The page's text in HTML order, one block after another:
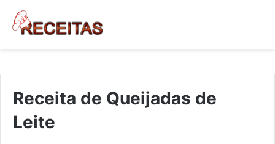
Receita de Queijadas de
Leite